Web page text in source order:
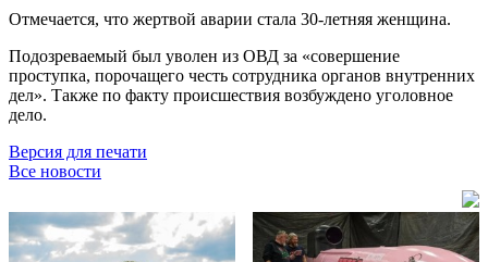
Отмечается, что жертвой аварии стала 30-летняя женщина.
Подозреваемый был уволен из ОВД за «совершение
проступка, порочащего честь сотрудника органов внутренних
дел». Также по факту происшествия возбуждено уголовное
дело.
Версия для печати
Все новости